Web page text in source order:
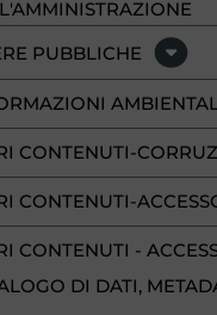
PUBBLICHE
CONTENUTI-
CONTENUTI-
CONTENUTI -
DI DATI,